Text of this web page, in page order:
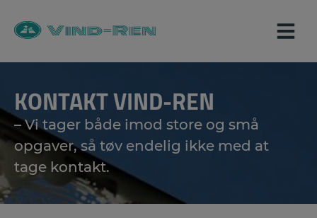
indholdet
KONTAKT VIND-REN
– Vi tager både imod store og små
opgaver, så tøv endelig ikke med at
tage kontakt.